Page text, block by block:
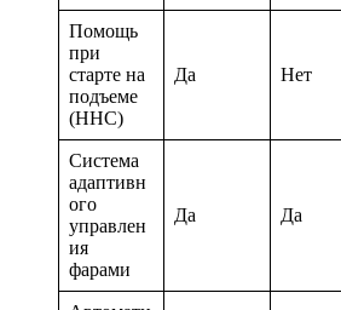
Помощь
при
старте на
подъеме
(HHC)
Да Нет
Система
адаптивн
ого
управлен
ия
фарами
Да Да